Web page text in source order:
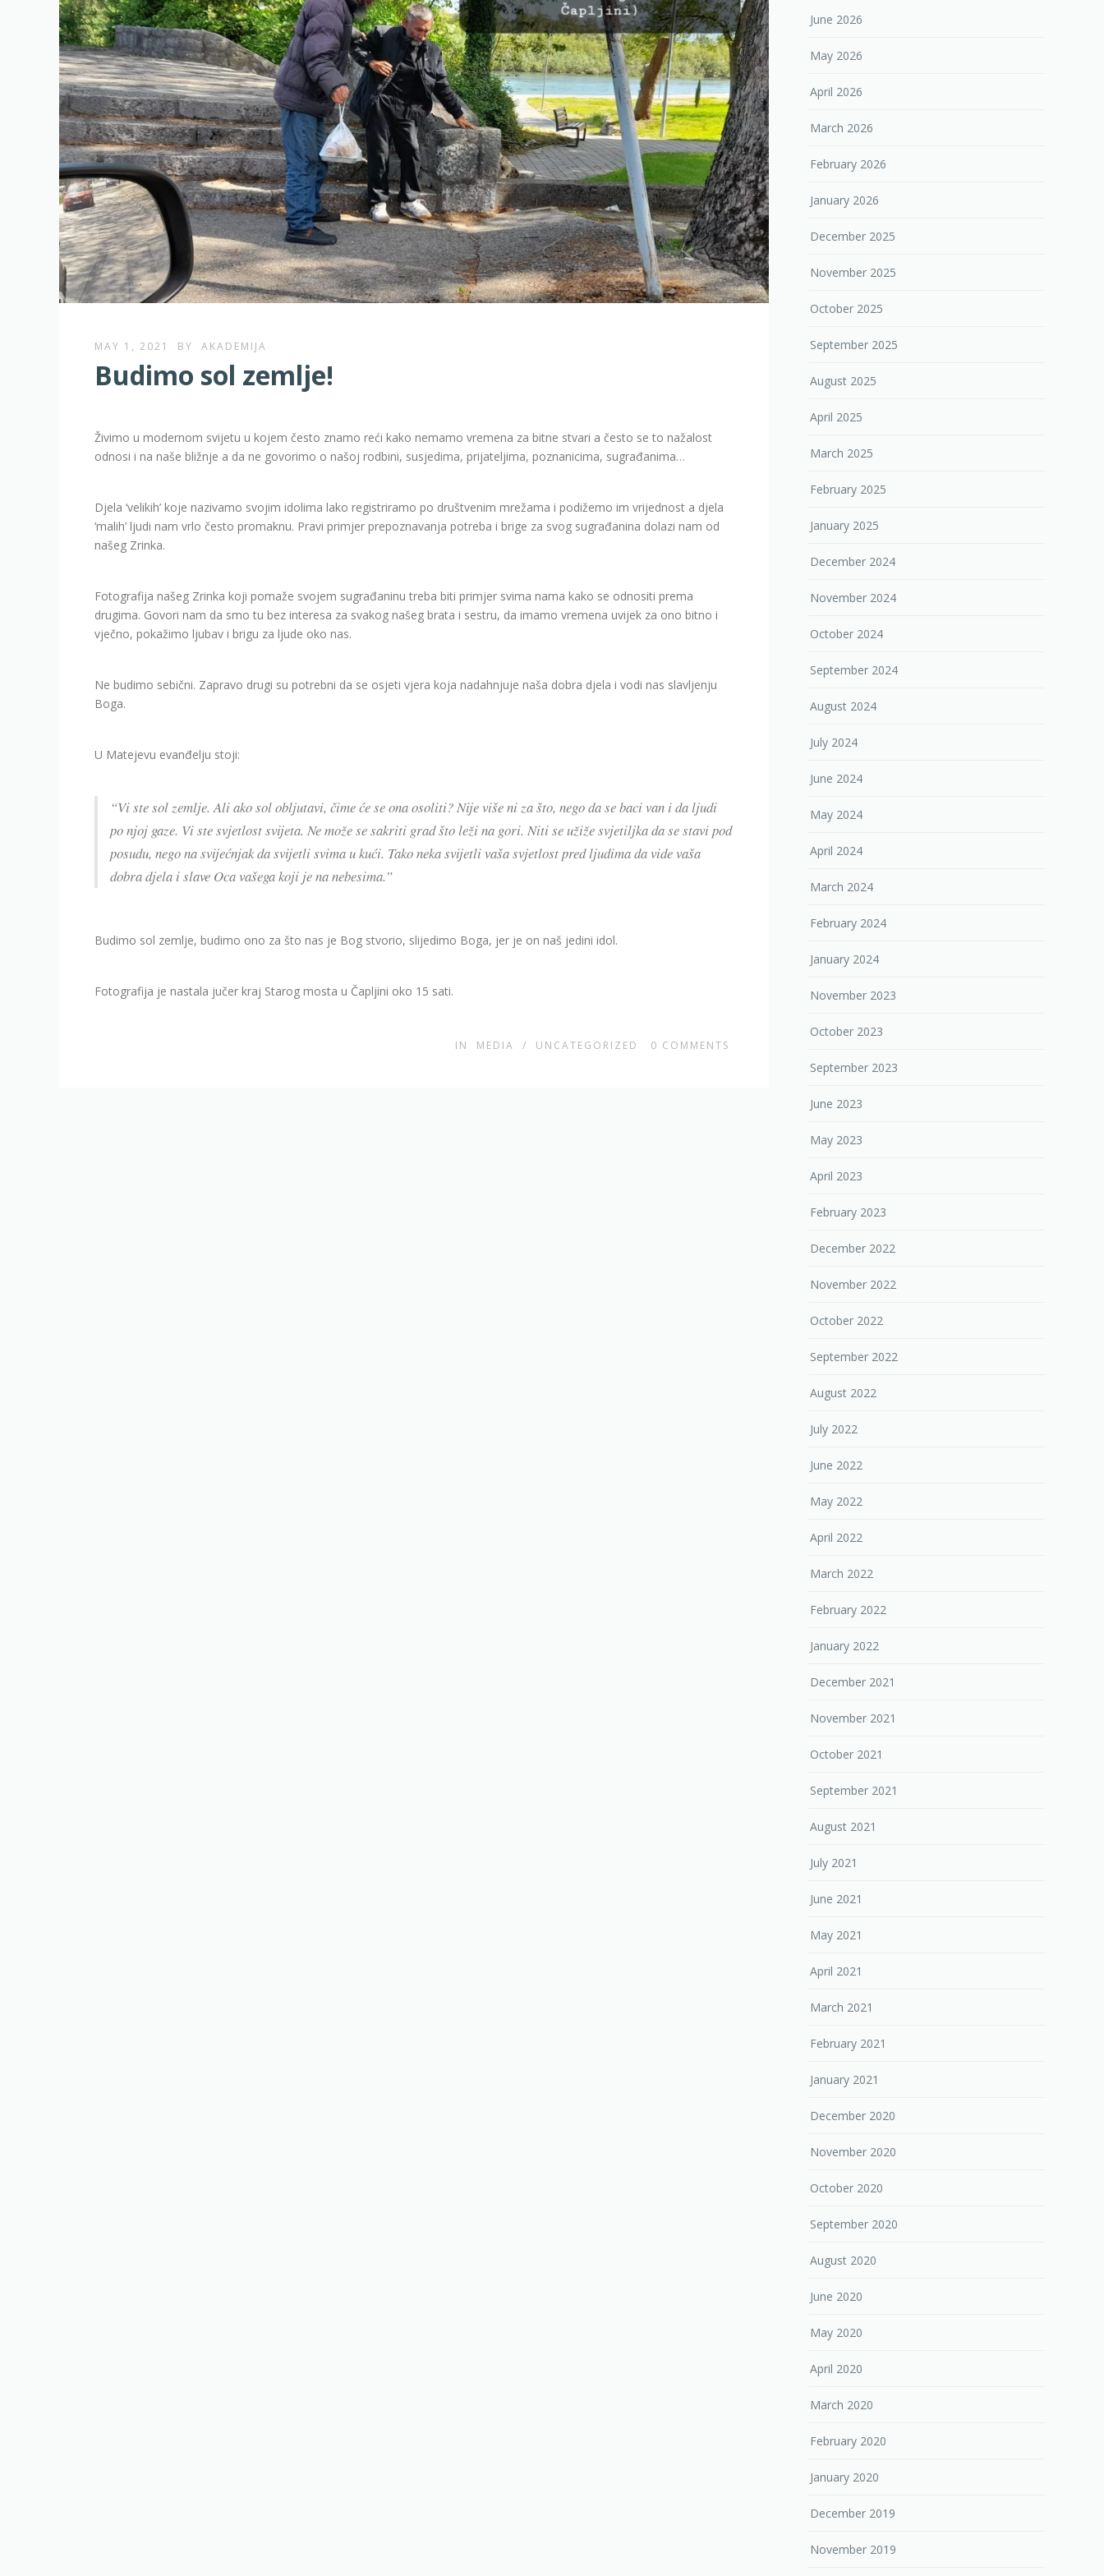
MAY 1, 2021 BY AKADEMIJA
Budimo sol zemlje!
Živimo u modernom svijetu u kojem često znamo reći kako nemamo vremena za bitne stvari a često se to nažalost
odnosi i na naše bližnje a da ne govorimo o našoj rodbini, susjedima, prijateljima, poznanicima, sugrađanima…
Djela ‘velikih’ koje nazivamo svojim idolima lako registriramo po društvenim mrežama i podižemo im vrijednost a djela
‘malih’ ljudi nam vrlo često promaknu. Pravi primjer prepoznavanja potreba i brige za svog sugrađanina dolazi nam od
našeg Zrinka.
Fotografija našeg Zrinka koji pomaže svojem sugrađaninu treba biti primjer svima nama kako se odnositi prema
drugima. Govori nam da smo tu bez interesa za svakog našeg brata i sestru, da imamo vremena uvijek za ono bitno i
vječno, pokažimo ljubav i brigu za ljude oko nas.
Ne budimo sebični. Zapravo drugi su potrebni da se osjeti vjera koja nadahnjuje naša dobra djela i vodi nas slavljenju
Boga.
U Matejevu evanđelju stoji:
“Vi ste sol zemlje. Ali ako sol obljutavi, čime će se ona osoliti? Nije više ni za što, nego da se baci van i da ljudi
po njoj gaze. Vi ste svjetlost svijeta. Ne može se sakriti grad što leži na gori. Niti se užiže svjetiljka da se stavi pod
posudu, nego na svijećnjak da svijetli svima u kući. Tako neka svijetli vaša svjetlost pred ljudima da vide vaša
dobra djela i slave Oca vašega koji je na nebesima.”
Budimo sol zemlje, budimo ono za što nas je Bog stvorio, slijedimo Boga, jer je on naš jedini idol.
Fotografija je nastala jučer kraj Starog mosta u Čapljini oko 15 sati.
IN MEDIA / UNCATEGORIZED 0 COMMENTS
June 2026
May 2026
April 2026
March 2026
February 2026
January 2026
December 2025
November 2025
October 2025
September 2025
August 2025
April 2025
March 2025
February 2025
January 2025
December 2024
November 2024
October 2024
September 2024
August 2024
July 2024
June 2024
May 2024
April 2024
March 2024
February 2024
January 2024
November 2023
October 2023
September 2023
June 2023
May 2023
April 2023
February 2023
December 2022
November 2022
October 2022
September 2022
August 2022
July 2022
June 2022
May 2022
April 2022
March 2022
February 2022
January 2022
December 2021
November 2021
October 2021
September 2021
August 2021
July 2021
June 2021
May 2021
April 2021
March 2021
February 2021
January 2021
December 2020
November 2020
October 2020
September 2020
August 2020
June 2020
May 2020
April 2020
March 2020
February 2020
January 2020
December 2019
November 2019